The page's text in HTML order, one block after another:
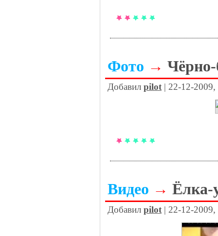
Фото → Чёрно-
Добавил pilot | 22-12-
Видео → Ёлка-
Добавил pilot | 22-12-